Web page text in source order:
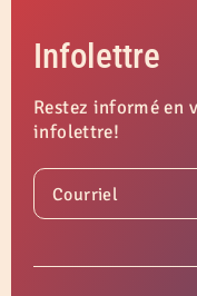
Infolettre
Restez informé en
infolettre!
Courriel